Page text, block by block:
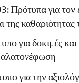
Πρότυπα για τον
της καθαριότητας
για δοκιμές
για την